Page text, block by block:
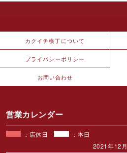
カクイチ横丁について
プライバシーポリシー
お問い合わせ
営業カレンダー
：店休日
：本日
2021年12月